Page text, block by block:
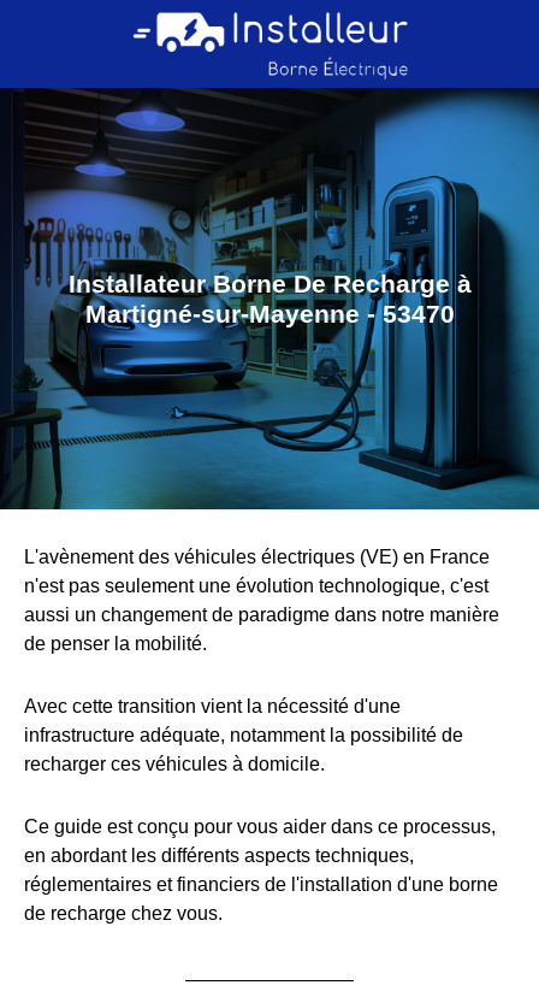
Installateur Borne De Recharge à
Martigné-sur-Mayenne - 53470
L'avènement des véhicules électriques (VE) en France
n'est pas seulement une évolution technologique, c'est
aussi un changement de paradigme dans notre manière
de penser la mobilité.
Avec cette transition vient la nécessité d'une
infrastructure adéquate, notamment la possibilité de
recharger ces véhicules à domicile.
Ce guide est conçu pour vous aider dans ce processus,
en abordant les différents aspects techniques,
réglementaires et financiers de l'installation d'une borne
de recharge chez vous.